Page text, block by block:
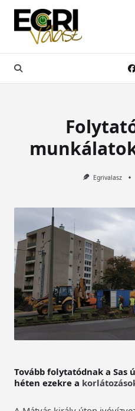
Skip
content
Egrivalasz
Tovább folytatódnak a
héten ezekre a